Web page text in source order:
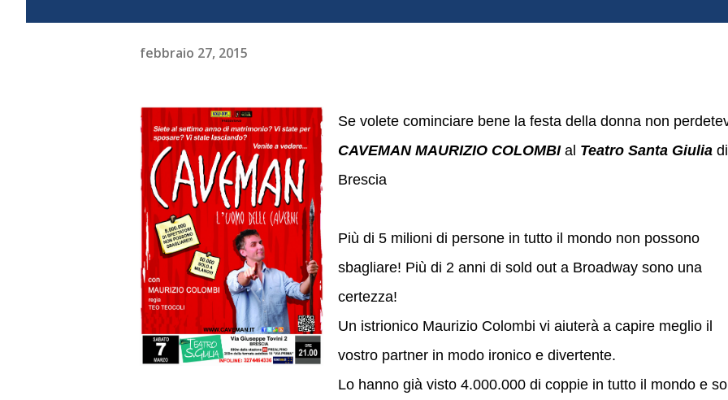
febbraio 27, 2015
Se volete cominciare bene la festa della donna non
CAVEMAN MAURIZIO COLOMBI al Teatro Santa Giulia di
Brescia
Più di 5 milioni di persone in tutto il mondo non possono
sbagliare! Più di 2 anni di sold out a Broadway sono una
certezza!
Un istrionico Maurizio Colombi vi aiuterà a capire meglio il
vostro partner in modo ironico e divertente.
Lo hanno già visto 4.000.000 di coppie in tutto il mondo e